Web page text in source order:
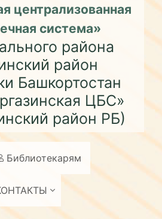
централизованная
система»
района
район
Башкортостан
ЦБС»
район РБ)
Библиотекарям